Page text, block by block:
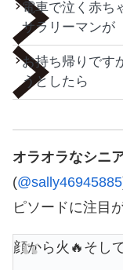
電車で泣く赤ち
サラリーマンが
お持ち帰りです
うとしたら
オラオラなシニ
(@sally46945885
ピソードに注目
顔から火🔥そし